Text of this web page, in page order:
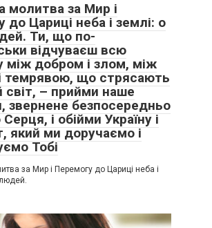
молитва за Мир і
до Цариці неба і землі: о
Ти, що по-
відчуваєш всю
між добром і злом, між
темрявою, що стрясають
світ, – прийми наше
звернене безпосередньо
і обійми Україну і
який ми доручаємо і
Тобі
за Мир і Перемогу до Цариці неба і